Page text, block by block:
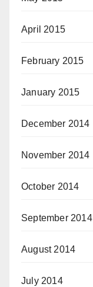
April 2015
February 2015
January 2015
December 2014
November 2014
October 2014
September 2014
August 2014
July 2014